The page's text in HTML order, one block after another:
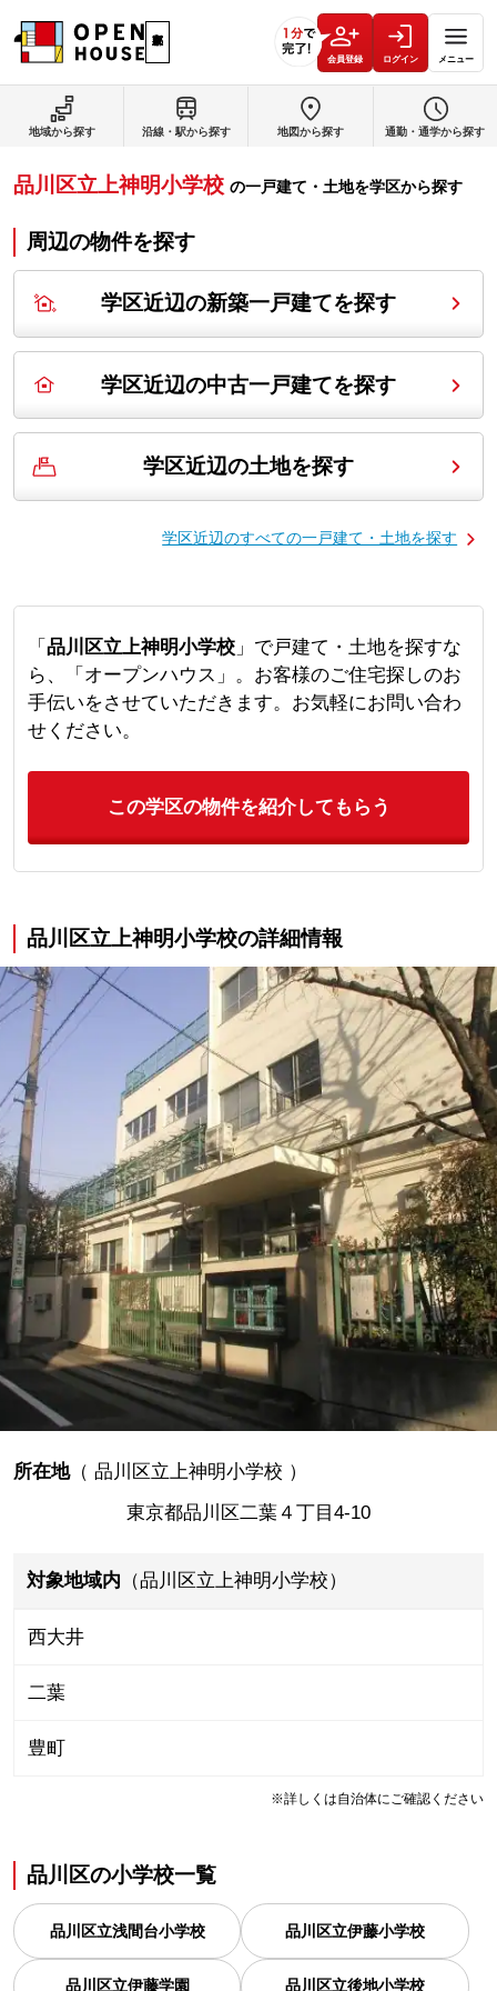
会員登録 ログイン メニュー
地域から探す 沿線・駅から探す 地図から探す 通勤・通学から探す
品川区立上神明小学校 の一戸建て・土地を学区から探す
周辺の物件を探す
学区近辺の新築一戸建てを探す
学区近辺の中古一戸建てを探す
学区近辺の土地を探す
学区近辺のすべての一戸建て・土地を探す
「 品川区立上神明小学校」で戸建て・土地を探すな
ら、「オープンハウス」。お客様のご住宅探しのお
手伝いをさせていただきます。お気軽にお問い合わ
せください。
この学区の物件を紹介してもらう
品川区立上神明小学校の詳細情報
所在地（ 品川区立上神明小学校 ）
東京都品川区二葉４丁目4-10
対象地域内 （品川区立上神明小学校）
西大井
二葉
豊町
※詳しくは自治体にご確認ください
品川区の小学校一覧
品川区立浅間台小学校 品川区立伊藤小学校
品川区立伊藤学園 品川区立後地小学校